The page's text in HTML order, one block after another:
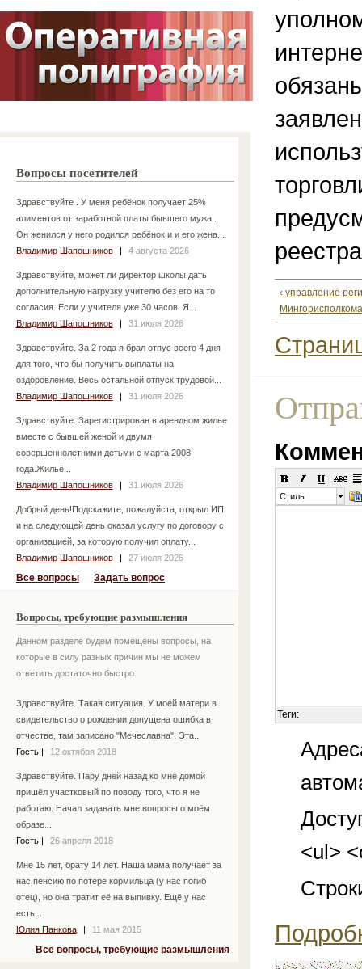
Вопросы посетителей
Здравствуйте . У меня ребёнок получает 25%
алиментов от заработной платы бывшего мужа .
Он женился у него родился ребёнок и и его жена...
Владимир Шапошников
| 4 августа 2026
Здравствуйте, может ли директор школы дать
дополнительную нагрузку учителю без его на то
согласия. Если у учителя уже 30 часов. Я...
Владимир Шапошников
| 31 июля 2026
Здравствуйте. За 2 года я брал отпус всего 4 дня
для того, что бы получить выплаты на
оздоровление. Весь остальной отпуск трудовой...
Владимир Шапошников
| 31 июля 2026
Здравствуйте. Зарегистрирован в арендном жилье
вместе с бывшей женой и двумя
совершеннолетними детьми с марта 2008
года.Жильё...
Владимир Шапошников
| 31 июля 2026
Добрый день!Подскажите, пожалуйста, открыл ИП
и на следующей день оказал услугу по договору с
организацией, за которую получил оплату...
Владимир Шапошников
| 27 июля 2026
Все вопросы Задать вопрос
Вопросы, требующие размышления
Данном разделе будем помещены вопросы, на
которые в силу разных причин мы не можем
ответить достаточно быстро.
Здравствуйте. Такая ситуация. У моей матери в
свидетельство о рождении допущена ошибка в
отчестве, там записано "Мечеславна". Эта...
Гость
12 октября 2018
Здравствуйте. Пару дней назад ко мне домой
пришёл участковый по поводу того, что я не
работаю. Начал задавать мне вопросы о моём
образе...
Гость
26 апреля 2018
Мне 15 лет, брату 14 лет. Наша мама получает за
нас пенсию по потере кормильца (у нас погиб
отец), но она тратит её на выпивку. Ещё у нас
есть...
Юлия Панкова
11 мая 2015
Все вопросы, требующие размышления
‹ управление
Мингорисполкома
Стиль
Теги:
<ul>